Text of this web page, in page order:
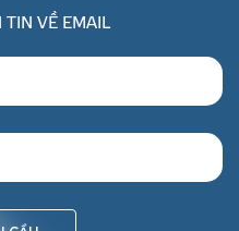
VỀ EMAIL